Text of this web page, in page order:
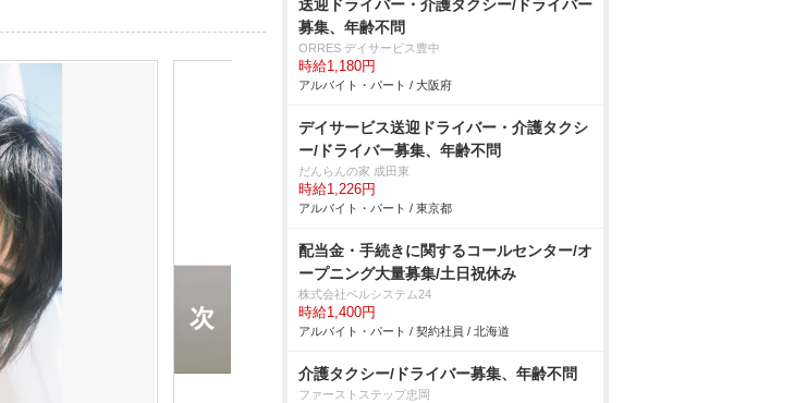
送迎ドライバー・介護タクシー/ドライバー
募集、年齢不問
ORRES デイサービス豊中
時給1,180円
アルバイト・パート / 大阪府
デイサービス送迎ドライバー・介護タクシ
ー/ドライバー募集、年齢不問
だんらんの家 成田東
時給1,226円
アルバイト・パート / 東京都
配当金・手続きに関するコールセンター/オ
ープニング大量募集/土日祝休み
株式会社ベルシステム24
時給1,400円
アルバイト・パート / 契約社員 / 北海道
介護タクシー/ドライバー募集、年齢不問
ファーストステップ忠岡